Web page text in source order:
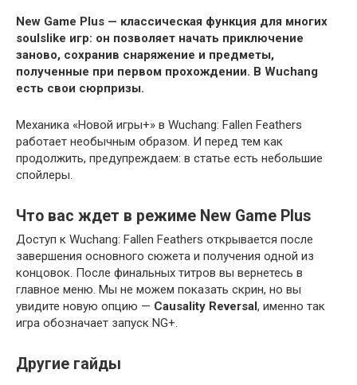
New Game Plus — классическая функция для многих
soulslike игр: он позволяет начать приключение
заново, сохранив снаряжение и предметы,
полученные при первом прохождении. В Wuchang
есть свои сюрпризы.
Механика «Новой игры+» в Wuchang: Fallen Feathers
работает необычным образом. И перед тем как
продолжить, предупреждаем: в статье есть небольшие
спойлеры.
Что вас ждет в режиме New Game Plus
Доступ к Wuchang: Fallen Feathers открывается после
завершения основного сюжета и получения одной из
концовок. После финальных титров вы вернетесь в
главное меню. Мы не можем показать скрин, но вы
увидите новую опцию — Causality Reversal , именно так
игра обозначает запуск NG+.
Другие гайды